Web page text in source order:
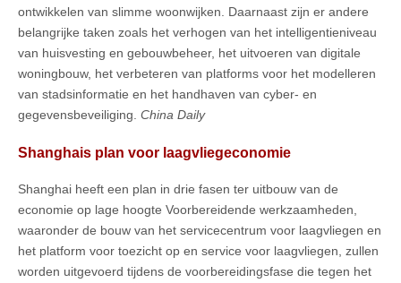
ontwikkelen van slimme woonwijken. Daarnaast zijn er andere
belangrijke taken zoals het verhogen van het intelligentieniveau
van huisvesting en gebouwbeheer, het uitvoeren van digitale
woningbouw, het verbeteren van platforms voor het modelleren
van stadsinformatie en het handhaven van cyber- en
gegevensbeveiliging. China Daily
Shanghais plan voor laagvliegeconomie
Shanghai heeft een plan in drie fasen ter uitbouw van de
economie op lage hoogte Voorbereidende werkzaamheden,
waaronder de bouw van het servicecentrum voor laagvliegen en
het platform voor toezicht op en service voor laagvliegen, zullen
worden uitgevoerd tijdens de voorbereidingsfase die tegen het